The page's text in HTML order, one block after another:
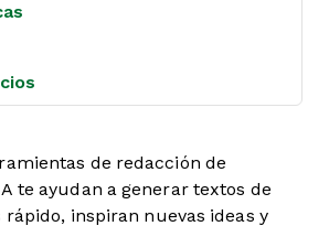
de redacción de
te ayudan a generar textos de
inspiran nuevas ideas y